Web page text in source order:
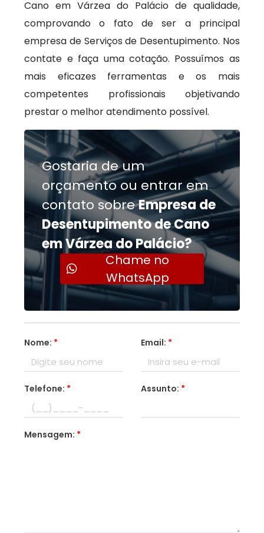
Cano em Várzea do Palácio de qualidade,
comprovando o fato de ser a principal
empresa de Serviços de Desentupimento. Nos
contate e faça uma cotação. Possuímos as
mais eficazes ferramentas e os mais
competentes profissionais objetivando
prestar o melhor atendimento possível.
Gostaria de um
orçamento ou entrar em
contato sobreEmpresa de
Desentupimento de Cano
em Várzea do Palácio?
Chame no
WhatsApp
Nome: * Email: *
Telefone: * Assunto: *
Mensagem: *